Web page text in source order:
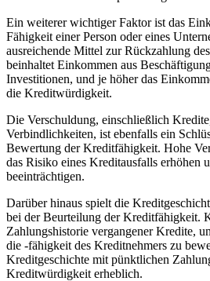
Ein weiterer wichtiger Faktor ist das
Fähigkeit einer Person oder eines
ausreichende Mittel zur Rückzahlung
beinhaltet Einkommen aus
Investitionen, und je höher das
die Kreditwürdigkeit.
Die Verschuldung, einschließlich
Verbindlichkeiten, ist ebenfalls ein
Bewertung der Kreditfähigkeit. Hohe
das Risiko eines Kreditausfalls erhöhen
beeinträchtigen.
Darüber hinaus spielt die
bei der Beurteilung der Kreditfähigkeit.
Zahlungshistorie vergangener Kredite,
die -fähigkeit des Kreditnehmers zu
Kreditgeschichte mit pünktlichen
Kreditwürdigkeit erheblich.